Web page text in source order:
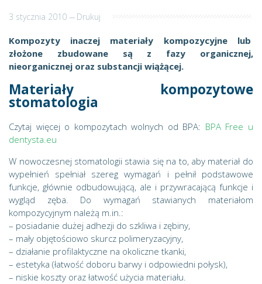
3 stycznia 2010--- Drukuj
Kompozyty inaczej materiały kompozycyjne lub
złożone zbudowane są z fazy organicznej,
nieorganicznej oraz substancji wiążącej.
Materiały kompozytowe
stomatologia
Czytaj więcej o kompozytach wolnych od BPA: BPA Free u
dentysta.eu
W nowoczesnej stomatologii stawia się na to, aby materiał do
wypełnień spełniał szereg wymagań i pełnił podstawowe
funkcje, głównie odbudowującą, ale i przywracającą funkcje i
wygląd zęba. Do wymagań stawianych materiałom
kompozycyjnym należą m.in.:
– posiadanie dużej adhezji do szkliwa i zębiny,
– mały objętościowo skurcz polimeryzacyjny,
– działanie profilaktyczne na okoliczne tkanki,
– estetyka (łatwość doboru barwy i odpowiedni połysk),
– niskie koszty oraz łatwość użycia materiału.